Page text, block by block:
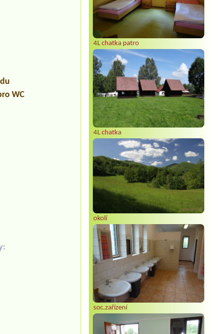
4L chatka patro
4L chatka
okolí
soc.zařízení
WC